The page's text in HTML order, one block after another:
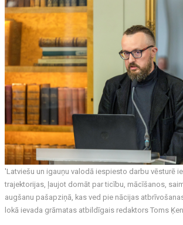
'Latviešu un igauņu valodā iespiesto darbu vēsturē
trajektorijas, ļaujot domāt par ticību, mācīšanos,
augšanu pašapziņā, kas ved pie nācijas
lokā ievada grāmatas atbildīgais redaktors Toms